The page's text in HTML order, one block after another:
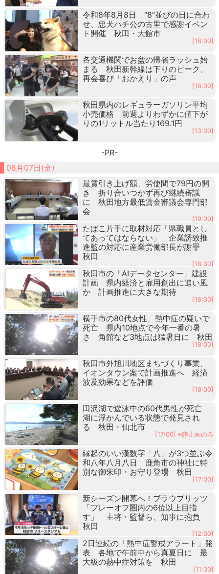
令和8年8月8日 “8”並びの日に合わ
せ、忠犬ハチ公の古里で感謝イベン
ト開催 秋田・大館市
[18:00]
各交通機関でお盆の帰省ラッシュ始
まる 秋田新幹線は下りのピーク、
再会喜び「おかえり」の声
[18:00]
秋田県内のレギュラーガソリン平均
小売価格 前週よりわずかに値下が
りの1リットル当たり169.1円
[13:00]
-PR-
08月07日(金)
最賃引き上げ額、労使間で79円の開
き 折り合いつかず再び継続審議
に 秋田地方最低賃金審議会専門部
会
[19:00]
たばこ片手に取材対応「県職員とし
てあってはならない」 企業誘致推
進監の対応に産業労働部長が謝罪
秋田
[18:30]
秋田市の「AIデータセンター」建設
計画 県内経済と雇用創出に追い風
か 計画推進に大きな期待
[18:30]
横手市の80代女性、熱中症の疑いで
死亡 県内10地点で今年一番の暑
さ 角館など3地点は猛暑日に 秋田
[18:00]
秋田市外旭川地区まちづくり事業、
イオンタウン案で計画推進へ 経済
波及効果などを評価
[18:00]
田沢湖で遊泳中の60代男性が死亡
湖に浮かんでいる状態で発見され
る 秋田・仙北市
[17:00] ※静止画のみ
縁起のいい漢数字「八」が3つ並ぶ令
和八年八月八日 鹿角市の神社に特
別な御朱印・お守り登場 秋田
[17:00]
新シーズン開幕へ！ブラウブリッツ
「プレーオフ圏内の6位以上目指
す」 主将・監督ら、知事に抱負
秋田
[12:00]
2日連続の「熱中症警戒アラート」発
表 各地で午前中から真夏日に 最
大級の熱中症対策を 秋田
[11:30]